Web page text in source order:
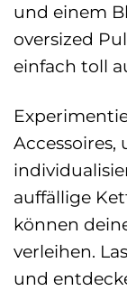
und einem
oversized
einfach toll
Accessoires,
auffällige
können
verleihen.
und